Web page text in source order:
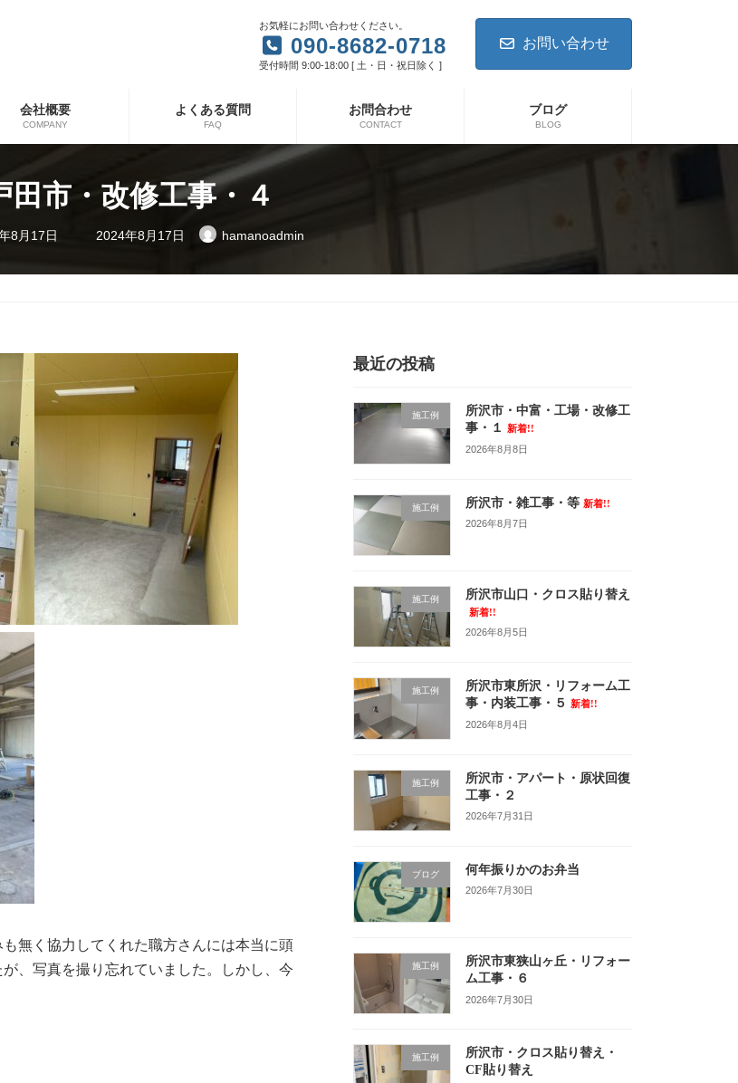
お気軽にお問い合わせください。
090-8682-0718
受付時間 9:00-18:00 [ 土・日・祝日除く ]
お問い合わせ
会社概要
COMPANY
よくある質問
FAQ
お問合わせ
CONTACT
ブログ
BLOG
田市・改修工事・４
8月17日
最
終
日
2024年8月17日 hamanoadmin
無く協力してくれた職方さんには本当に頭
、写真を撮り忘れていました。しかし、今
最近の投稿
施工例
所沢市・中富・工場・改修工
事・１
新着!!
2026年8月8日
施工例 所沢市・雑工事・等 新着!!
2026年8月7日
施工例 所沢市山口・クロス貼り替え
新着!!
2026年8月5日
施工例
所沢市東所沢・リフォーム工
事・内装工事・５
新着!!
2026年8月4日
施工例
所沢市・アパート・原状回復
工事・２
2026年7月31日
ブログ 何年振りかのお弁当
2026年7月30日
施工例
所沢市東狭山ヶ丘・リフォー
ム工事・６
2026年7月30日
施工例
所沢市・クロス貼り替え・
CF貼り替え